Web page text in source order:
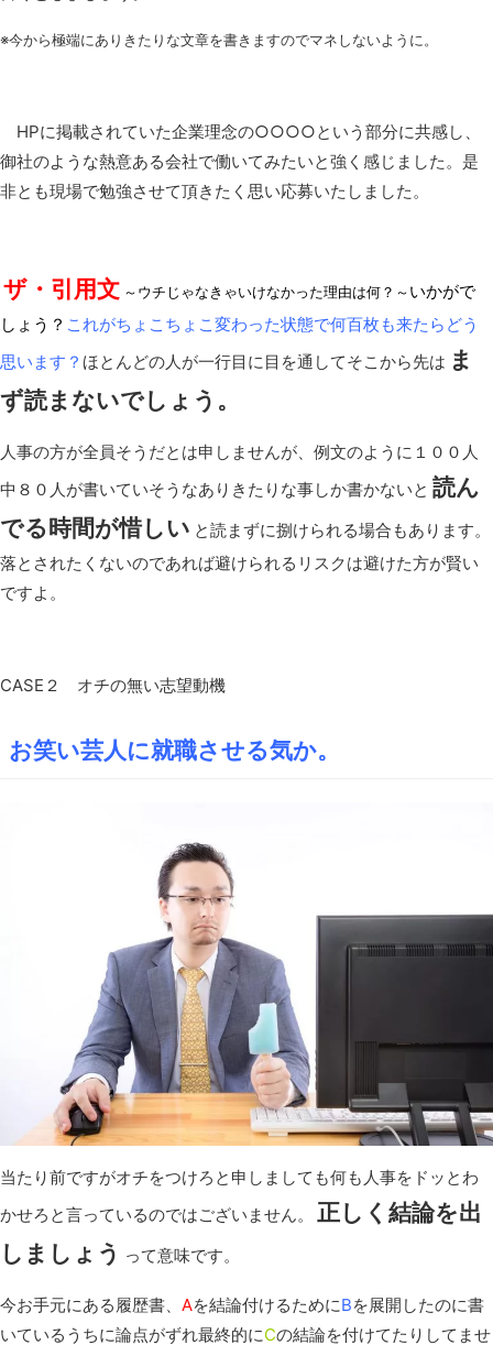
※今から極端にありきたりな文章を書きますのでマネしないように。
HPに掲載されていた企業理念の○○○○という部分に共感し、
御社のような熱意ある会社で働いてみたいと強く感じました。是
非とも現場で勉強させて頂きたく思い応募いたしました。
ザ・引用文 ～ウチじゃなきゃいけなかった理由は何？～いかがで
しょう？ これがちょこちょこ変わった状態で何百枚も来たらどう
思います？ ほとんどの人が一行目に目を通してそこから先は ま
ず読まないでしょう。
人事の方が全員そうだとは申しませんが、例文のように１００人
中８０人が書いていそうなありきたりな事しか書かないと 読ん
でる時間が惜しい と読まずに捌けられる場合もあります。
落とされたくないのであれば避けられるリスクは避けた方が賢い
ですよ。
CASE２ オチの無い志望動機
お笑い芸人に就職させる気か。
当たり前ですがオチをつけろと申しましても何も人事をドッとわ
かせろと言っているのではございません。
正しく結論を出
しましょう って意味です。
今お手元にある履歴書、 Aを結論付けるためにBを展開したのに書
いているうちに論点がずれ最終的にCの結論を付けてたりしてませ